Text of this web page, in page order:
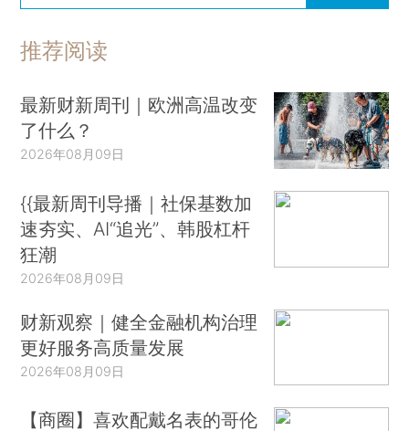
推荐阅读
最新财新周刊｜欧洲高温改变
了什么？
2026年08月09日
{{最新周刊导播｜社保基数加
速夯实、AI“追光”、韩股杠杆
狂潮
2026年08月09日
财新观察｜健全金融机构治理
更好服务高质量发展
2026年08月09日
【商圈】喜欢配戴名表的哥伦